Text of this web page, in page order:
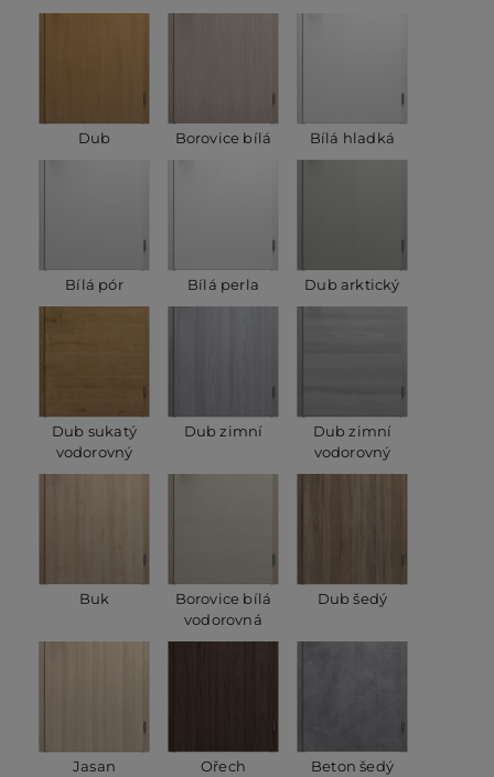
Dub Borovice bílá Bílá hladká
Bílá pór Bílá perla Dub arktický
Dub sukatý
vodorovný
Dub zimní
Dub zimní
vodorovný
Buk
Borovice bílá
vodorovná
Dub šedý
Jasan Ořech Beton šedý